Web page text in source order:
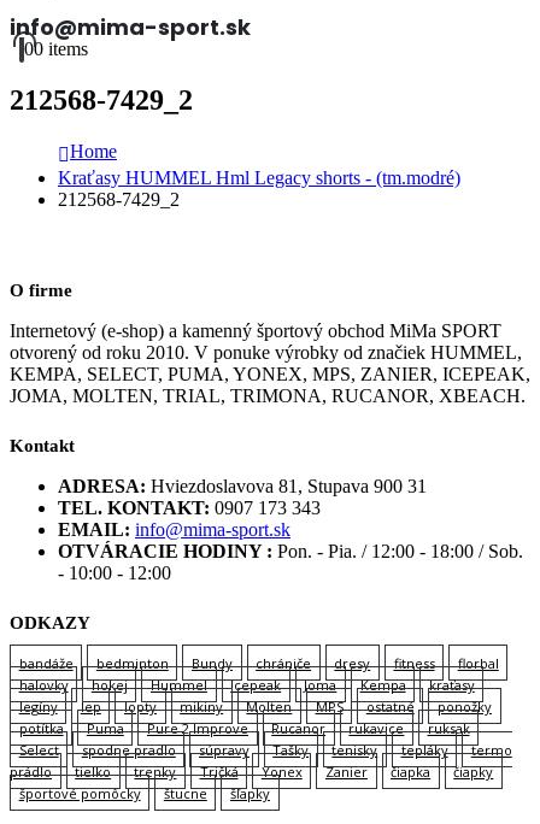
info@mima-sport.sk
00 items
212568-7429_2
Home
Kraťasy HUMMEL Hml Legacy shorts - (tm.modré)
212568-7429_2
O firme
Internetový (e-shop) a kamenný športový obchod MiMa SPORT
otvorený od roku 2010. V ponuke výrobky od značiek HUMMEL,
KEMPA, SELECT, PUMA, YONEX, MPS, ZANIER, ICEPEAK,
JOMA, MOLTEN, TRIAL, TRIMONA, RUCANOR, XBEACH.
Kontakt
ADRESA: Hviezdoslavova 81, Stupava 900 31
TEL. KONTAKT: 0907 173 343
EMAIL: info@mima-sport.sk
OTVÁRACIE HODINY : Pon. - Pia. / 12:00 - 18:00 / Sob.
- 10:00 - 12:00
ODKAZY
bandáže bedminton Bundy chrániče dresy fitness
florbal
halovky
hokej Hummel Icepeak Joma Kempa
kraťasy
legíny
lep lopty mikiny Molten MPS ostatné
ponožky
potítka
Puma Pure 2 Improve Rucanor rukavice
ruksak
Select
spodne pradlo súpravy Tašky tenisky tepláky
termo
prádlo
tielko trenky Tričká Yonex Zanier čiapka
čiapky
športové pomôcky
štucne šľapky